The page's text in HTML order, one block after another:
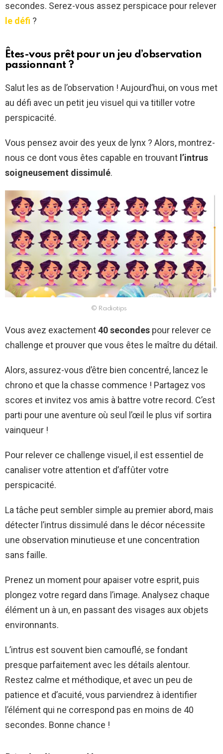
secondes. Serez-vous assez perspicace pour relever
le défi ?
Êtes-vous prêt pour un jeu d’observation
passionnant ?
Salut les as de l’observation ! Aujourd’hui, on vous met
au défi avec un petit jeu visuel qui va titiller votre
perspicacité.
Vous pensez avoir des yeux de lynx ? Alors, montrez-
nous ce dont vous êtes capable en trouvant l’intrus
soigneusement dissimulé.
© Radiotips
Vous avez exactement40 secondes pour relever ce
challenge et prouver que vous êtes le maître du détail.
Alors, assurez-vous d’être bien concentré, lancez le
chrono et que la chasse commence ! Partagez vos
scores et invitez vos amis à battre votre record. C’est
parti pour une aventure où seul l’œil le plus vif sortira
vainqueur !
Pour relever ce challenge visuel, il est essentiel de
canaliser votre attention et d’affûter votre
perspicacité.
La tâche peut sembler simple au premier abord, mais
détecter l’intrus dissimulé dans le décor nécessite
une observation minutieuse et une concentration
sans faille.
Prenez un moment pour apaiser votre esprit, puis
plongez votre regard dans l’image. Analysez chaque
élément un à un, en passant des visages aux objets
environnants.
L’intrus est souvent bien camouflé, se fondant
presque parfaitement avec les détails alentour.
Restez calme et méthodique, et avec un peu de
patience et d’acuité, vous parviendrez à identifier
l’élément qui ne correspond pas en moins de 40
secondes. Bonne chance !